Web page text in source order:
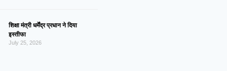
शिक्षा मंत्री धर्मेंद्र प्रधान ने दिया
इस्तीफा
July 25, 2026